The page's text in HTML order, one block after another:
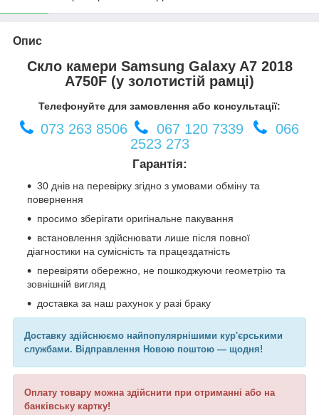
Опис
Скло камери Samsung Galaxy A7 2018
A750F (у золотистій рамці)
Телефонуйте для замовлення або консультації:
073 263 8506 067 120 7339
066
2523 273
Гарантія:
30 днів на перевірку згідно з умовами обміну та
повернення
просимо зберігати оригінальне пакування
встановлення здійснювати лише після повної
діагностики на сумісність та працездатність
перевіряти обережно, не пошкоджуючи геометрію та
зовнішній вигляд
доставка за наш рахунок у разі браку
Доставку здійснюємо найпопулярнішими кур'єрськими
службами. Відправлення Новою поштою — щодня!
Оплату товару можна здійснити при отриманні або на
банківську картку!